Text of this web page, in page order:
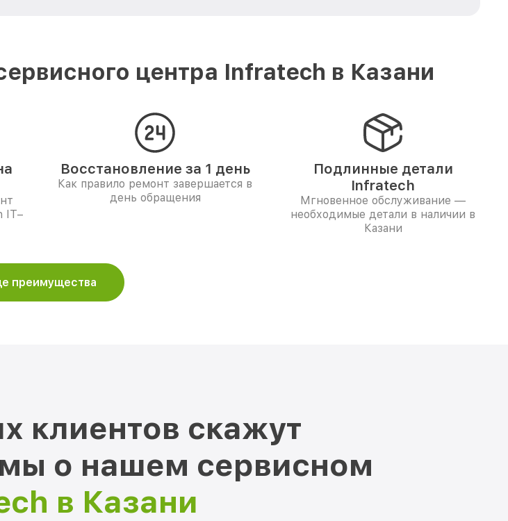
центра Infratech в Казани
IT–
Восстановление за 1 день
Как правило ремонт завершается в
день обращения
Подлинные детали
Infratech
Мгновенное обслуживание —
необходимые детали в наличии в
Казани
преимущества
клиентов скажут
о нашем сервисном
в Казани